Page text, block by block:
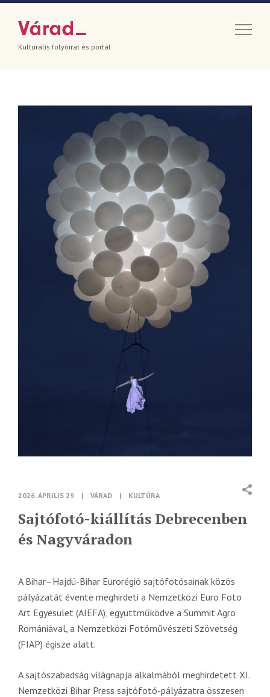
Kulturális folyóirat és portál
2026. ÁPRILIS 29 | VÁRAD | KULTÚRA
Sajtófotó-kiállítás Debrecenben
és Nagyváradon
A Bihar–Hajdú-Bihar Eurorégió sajtófotósainak közös
pályázatát évente meghirdeti a Nemzetközi Euro Foto
Art Egyesület (AIEFA), együttműködve a Summit Agro
Romániával, a Nemzetközi Fotóművészeti Szövetség
(FIAP) égisze alatt.
A sajtószabadság világnapja alkalmából meghirdetett XI.
Nemzetközi Bihar Press sajtófotó-pályázatra összesen